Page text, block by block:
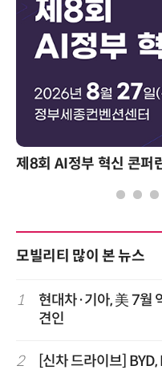
제8회 AI정부 혁신 콘퍼
모빌리티 많이 본 뉴스
1
현대차·기아, 美 7월
견인
2 [신차 드라이브]